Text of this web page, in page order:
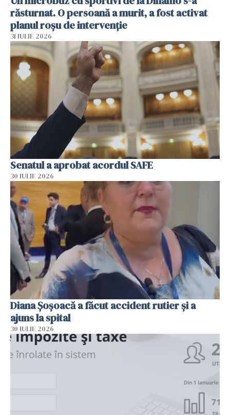
răsturnat. O persoană a murit, a fost activat
planul roșu de intervenție
31 IULIE 2026
Senatul a aprobat acordul SAFE
30 IULIE 2026
Diana Șoșoacă a făcut accident rutier și a
ajuns la spital
30 IULIE 2026